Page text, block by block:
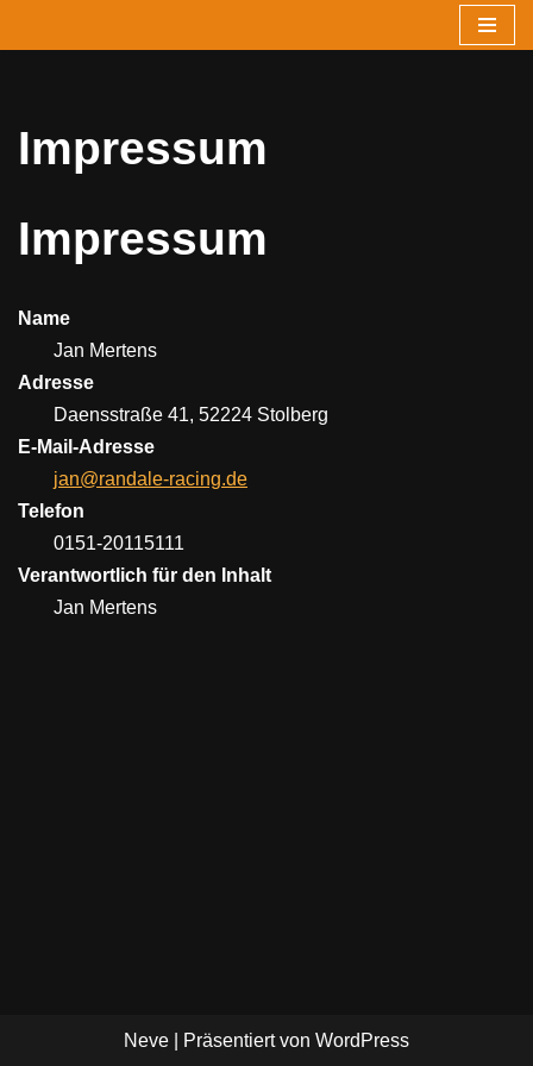
springen
Impressum
Impressum
Name
Jan Mertens
Adresse
Daensstraße 41, 52224 Stolberg
E-Mail-Adresse
jan@randale-racing.de
Telefon
0151-20115111
Verantwortlich für den Inhalt
Jan Mertens
Neve | Präsentiert von WordPress